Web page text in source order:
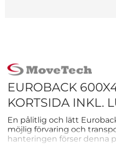
EUROBACK
KORTSIDA INKL.
En pålitlig och lätt
möjlig förvaring och
hanteringen förser denna